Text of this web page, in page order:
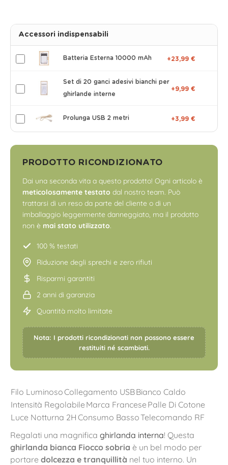
Accessori indispensabili
Batteria Esterna 10000 mAh +23,99 €
Set di 20 ganci adesivi bianchi per
ghirlande interne
+9,99 €
Prolunga USB 2 metri +3,99 €
PRODOTTO RICONDIZIONATO
Dai una seconda vita a questo prodotto! Ogni articolo è
meticolosamente testato dal nostro team. Può
trattarsi di un reso da parte del cliente o di un
imballaggio leggermente danneggiato, ma il prodotto
non è mai stato utilizzato.
100 % testati
Riduzione degli sprechi e zero rifiuti
Risparmi garantiti
2 anni di garanzia
Quantità molto limitate
Nota: I prodotti ricondizionati non possono essere
restituiti né scambiati.
Filo LuminosoCollegamento USBBianco Caldo
Intensità Regolabile Marca Francese Palle Di Cotone
Luce Notturna 2H Consumo BassoTelecomando RF
Regalati una magnifica ghirlanda interna! Questa
ghirlanda bianca Fiocco sobria è un bel modo per
portare dolcezza e tranquillità nel tuo interno. Un